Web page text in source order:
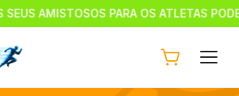
PARA OS ATLETAS PODEREM